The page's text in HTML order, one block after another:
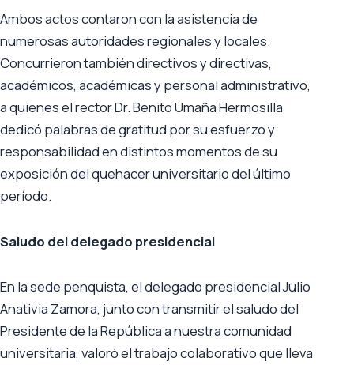
Ambos actos contaron con la asistencia de
numerosas autoridades regionales y locales.
Concurrieron también directivos y directivas,
académicos, académicas y personal administrativo,
a quienes el rector Dr. Benito Umaña Hermosilla
dedicó palabras de gratitud por su esfuerzo y
responsabilidad en distintos momentos de su
exposición del quehacer universitario del último
período.
Saludo del delegado presidencial
En la sede penquista, el delegado presidencial Julio
Anativia Zamora, junto con transmitir el saludo del
Presidente de la República a nuestra comunidad
universitaria, valoró el trabajo colaborativo que lleva